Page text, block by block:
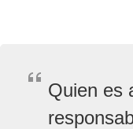
Quien es